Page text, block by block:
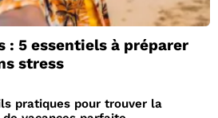
: 5 essentiels à préparer
stress
pratiques pour trouver la